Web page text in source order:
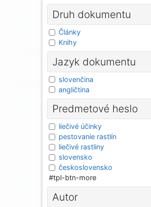
Druh dokumentu
Články
Knihy
Jazyk dokumentu
slovenčina
angličtina
Predmetové heslo
liečivé účinky
pestovanie rastlín
liečivé rastliny
slovensko
československo
#tpl-btn-more
Autor